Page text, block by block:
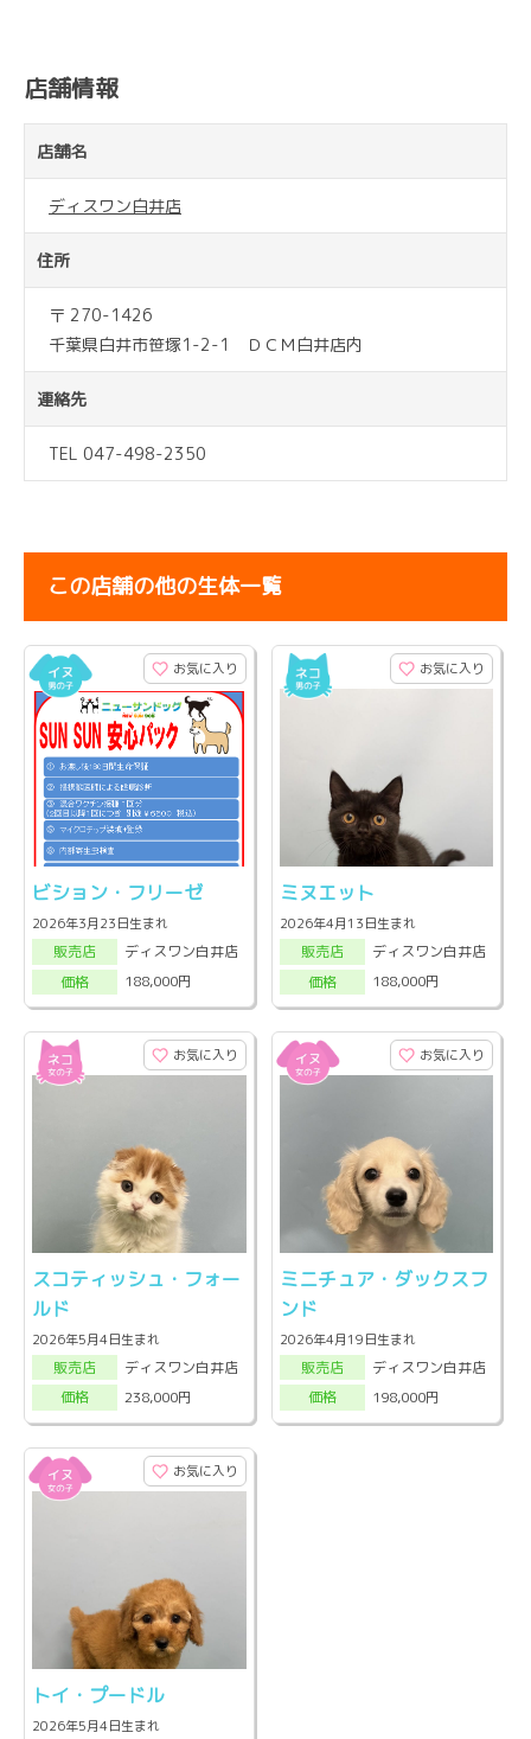
店舗情報
店舗名
ディスワン白井店
住所
〒 270-1426
千葉県白井市笹塚1-2-1 ＤＣＭ白井店内
連絡先
TEL 047-498-2350
この店舗の他の生体一覧
お気に入り
ビション・フリーゼ
2026年3月23日生まれ
販売店
ディスワン白井店
価格
188,000円
お気に入り
ミヌエット
2026年4月13日生まれ
販売店
ディスワン白井店
価格
188,000円
お気に入り
スコティッシュ・フォー
ルド
2026年5月4日生まれ
販売店
ディスワン白井店
価格
238,000円
お気に入り
ミニチュア・ダックスフ
ンド
2026年4月19日生まれ
販売店
ディスワン白井店
価格
198,000円
お気に入り
トイ・プードル
2026年5月4日生まれ